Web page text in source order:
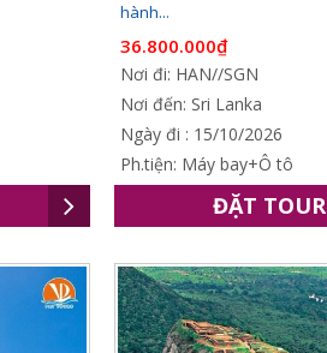
hành...
36.800.000₫
Nơi đi: HAN//SGN
Nơi đến: Sri Lanka
Ngày đi : 15/10/2026
Ph.tiện: Máy bay+Ô tô
ĐẶT TOUR